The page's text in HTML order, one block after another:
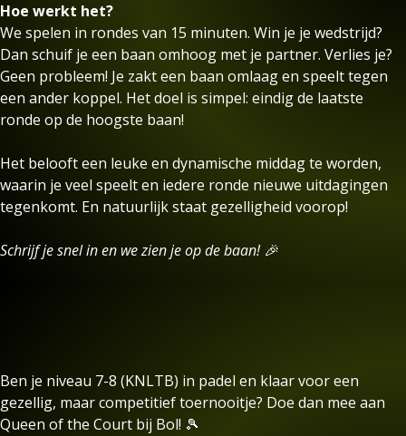
Hoe werkt het?
We spelen in rondes van 15 minuten. Win je je wedstrijd?
Dan schuif je een baan omhoog met je partner. Verlies je?
Geen probleem! Je zakt een baan omlaag en speelt tegen
een ander koppel. Het doel is simpel: eindig de laatste
ronde op de hoogste baan!
Het belooft een leuke en dynamische middag te worden,
waarin je veel speelt en iedere ronde nieuwe uitdagingen
tegenkomt. En natuurlijk staat gezelligheid voorop!
Schrijf je snel in en we zien je op de baan! 🎉
Ben je niveau 7-8 (KNLTB) in padel en klaar voor een
gezellig, maar competitief toernooitje? Doe dan mee aan
Queen of the Court bij Bol! 🎾